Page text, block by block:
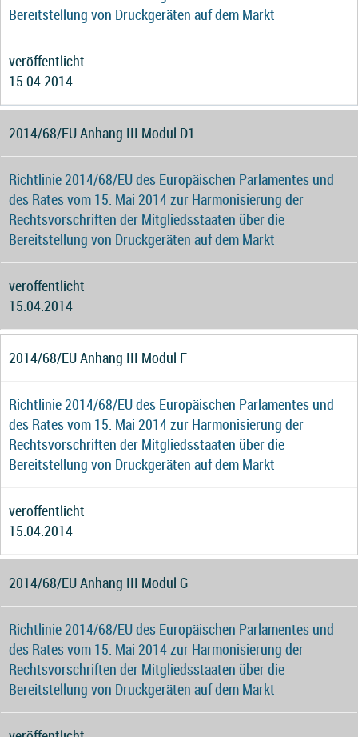
Bereitstellung von Druckgeräten auf dem Markt
veröffentlicht
15.04.2014
2014/68/EU Anhang III Modul D1
Richtlinie 2014/68/EU des Europäischen Parlamentes und
des Rates vom 15. Mai 2014 zur Harmonisierung der
Rechtsvorschriften der Mitgliedsstaaten über die
Bereitstellung von Druckgeräten auf dem Markt
veröffentlicht
15.04.2014
2014/68/EU Anhang III Modul F
Richtlinie 2014/68/EU des Europäischen Parlamentes und
des Rates vom 15. Mai 2014 zur Harmonisierung der
Rechtsvorschriften der Mitgliedsstaaten über die
Bereitstellung von Druckgeräten auf dem Markt
veröffentlicht
15.04.2014
2014/68/EU Anhang III Modul G
Richtlinie 2014/68/EU des Europäischen Parlamentes und
des Rates vom 15. Mai 2014 zur Harmonisierung der
Rechtsvorschriften der Mitgliedsstaaten über die
Bereitstellung von Druckgeräten auf dem Markt